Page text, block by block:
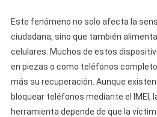
Este fenómeno no solo afecta la
ciudadana, sino que también
celulares. Muchos de estos
en piezas o como teléfonos
más su recuperación. Aunque
bloquear teléfonos mediante el IMEI,
herramienta depende de que la